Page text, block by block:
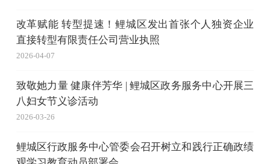
改革赋能 转型提速！鲤城区发出首张个人独资企业
直接转型有限责任公司营业执照
2026-04-07
致敬她力量 健康伴芳华 | 鲤城区政务服务中心开展三
八妇女节义诊活动
2026-03-26
鲤城区行政服务中心管委会召开树立和践行正确政绩